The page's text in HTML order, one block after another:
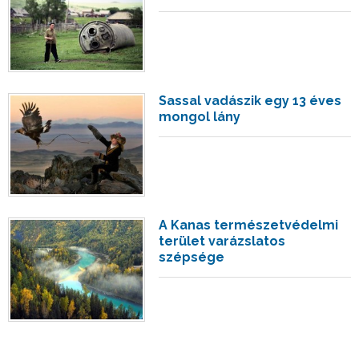
Sassal vadászik egy 13 éves
mongol lány
A Kanas természetvédelmi
terület varázslatos
szépsége